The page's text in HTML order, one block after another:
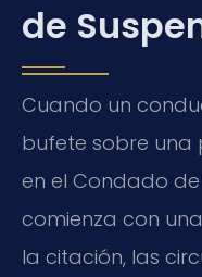
de
Cuando un
bufete sobre una
en el Condado
comienza con
la citación, las